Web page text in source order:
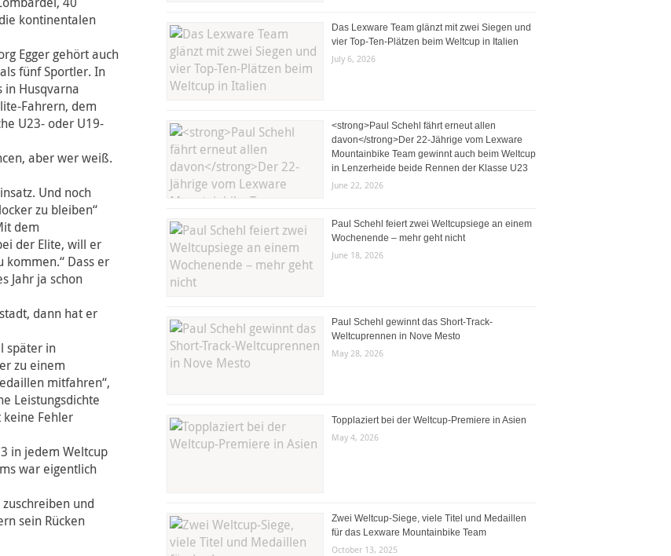
kontinentalen
Egger gehört auch
fünf Sportler. In
in Husqvarna
Fahrern, dem
U23- oder U19-
aber wer weiß.
Und noch
zu bleiben“
dem
der Elite, will er
kommen.“ Dass er
Jahr ja schon
dann hat er
später in
zu einem
mitfahren“,
Leistungsdichte
keine Fehler
in jedem Weltcup
war eigentlich
und
sein Rücken
Das Lexware Team glänzt mit zwei Siegen und
vier Top-Ten-Plätzen beim Weltcup in Italien
July 6, 2026
<strong>Paul Schehl fährt erneut allen
davon</strong>Der 22-Jährige vom Lexware
Mountainbike Team gewinnt auch beim Weltcup
in Lenzerheide beide Rennen der Klasse U23
June 22, 2026
Paul Schehl feiert zwei Weltcupsiege an einem
Wochenende – mehr geht nicht
June 18, 2026
Paul Schehl gewinnt das Short-Track-
Weltcuprennen in Nove Mesto
May 28, 2026
Topplaziert bei der Weltcup-Premiere in Asien
May 4, 2026
Zwei Weltcup-Siege, viele Titel und Medaillen
für das Lexware Mountainbike Team
October 13, 2025